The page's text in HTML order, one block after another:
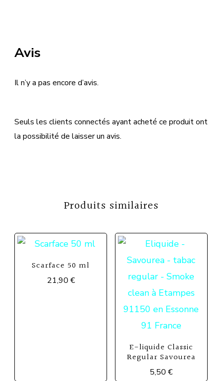
Avis
Il n’y a pas encore d’avis.
Seuls les clients connectés ayant acheté ce produit ont
la possibilité de laisser un avis.
Produits similaires
Scarface 50 ml
21,90 €
E-liquide Classic
Regular Savourea
5,50€